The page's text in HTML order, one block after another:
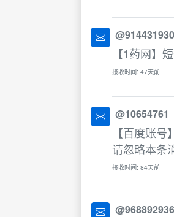
【1药网】
接收时间: 47天前
@10654761
【百度账
请忽略本条
接收时间: 84天前